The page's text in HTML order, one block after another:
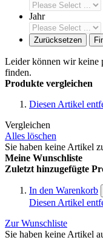
Jahr
Zurücksetzen
Leider können wir keine
finden.
Produkte vergleichen
Diesen Artikel
Vergleichen
Alles löschen
Sie haben keine Artikel
Meine Wunschliste
Zuletzt hinzugefügte
In den Warenkorb
Diesen Artikel
Zur Wunschliste
Sie haben keine Artikel